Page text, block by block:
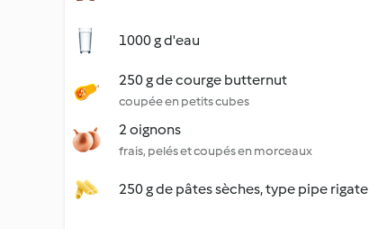
1000 g d'eau
250 g de courge butternut
coupée en petits cubes
2 oignons
frais, pelés et coupés en morceaux
250 g de pâtes sèches, type pipe rigate